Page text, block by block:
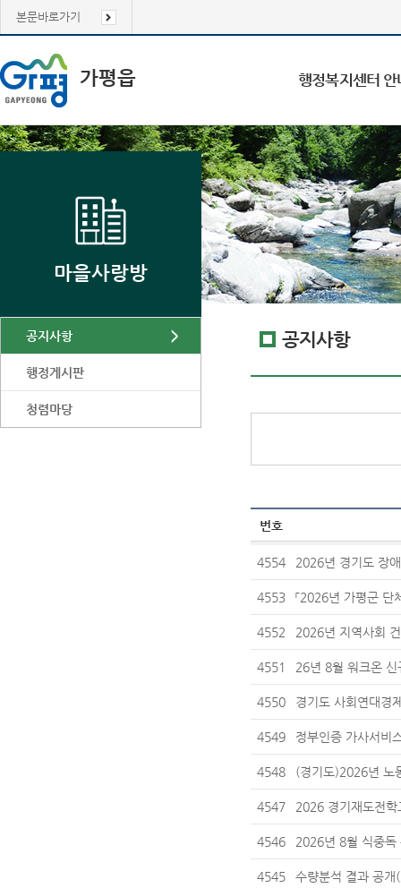
본문바로가기
가평읍 행정복지센터 안
마을사랑방
공지사항
행정게시판
청렴마당
공지사항
번호
4554 2026년 경기도 장
4553 「2026년 가평군
4552 2026년 지역사회
4551 26년 8월 워크온
4550 경기도 사회연대경
4549 정부인증 가사서비
4548 (경기도)2026년 노
4547 2026 경기재도전
4546 2026년 8월 식중독
4545 수량분석 결과 공